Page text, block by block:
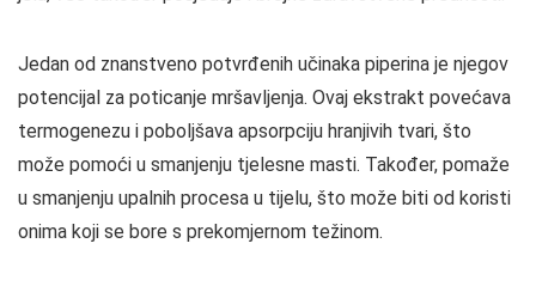
Jedan od znanstveno potvrđenih učinaka piperina je njegov
potencijal za poticanje mršavljenja. Ovaj ekstrakt povećava
termogenezu i poboljšava apsorpciju hranjivih tvari, što
može pomoći u smanjenju tjelesne masti. Također, pomaže
u smanjenju upalnih procesa u tijelu, što može biti od koristi
onima koji se bore s prekomjernom težinom.